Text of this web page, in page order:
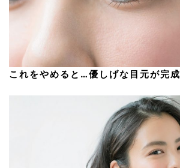
これをやめると…優しげな目元が完成